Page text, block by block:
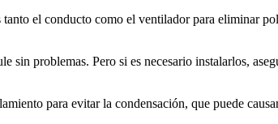
el conducto como el ventilador para eliminar
sin problemas. Pero si es necesario instalarlos,
para evitar la condensación, que puede